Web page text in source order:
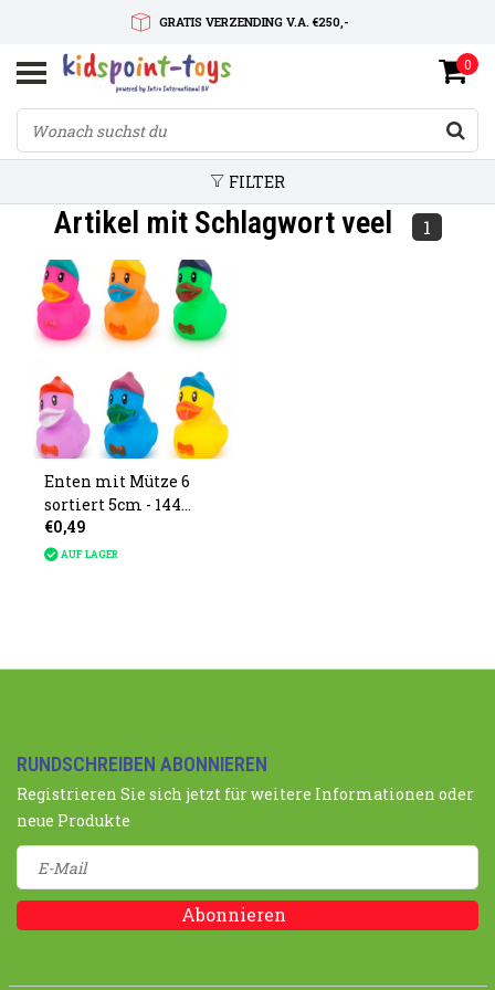
GRATIS VERZENDING V.A. €250,-
SNELLE LEVERTIJD
SERVICE OP MAAT
0
FILTER
Artikel mit Schlagwort veel 1
Enten mit Mütze 6
sortiert 5cm - 144
Stück im Beutel
€0,49
AUF LAGER
RUNDSCHREIBEN ABONNIEREN
Registrieren Sie sich jetzt für weitere Informationen oder
neue Produkte
Abonnieren